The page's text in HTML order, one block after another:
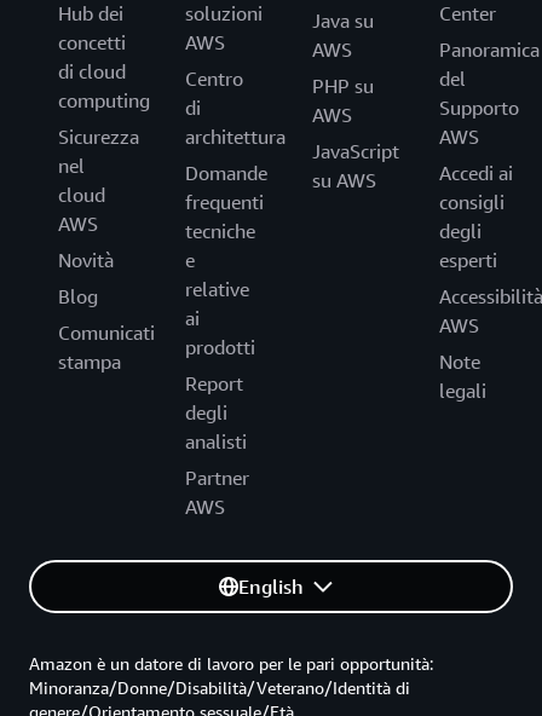
Hub dei
concetti
di cloud
computing
Sicurezza
nel
cloud
AWS
Novità
Blog
Comunicati
stampa
soluzioni
AWS
Centro
di
architettura
Domande
frequenti
tecniche
e
relative
ai
prodotti
Report
degli
analisti
Partner
AWS
Java su
AWS
PHP su
AWS
JavaScript
su AWS
Center
Panoramica
del
Supporto
AWS
Accedi ai
consigli
degli
esperti
Accessibilità
AWS
Note
legali
English
Amazon è un datore di lavoro per le pari opportunità:
Minoranza/Donne/Disabilità/Veterano/Identità di